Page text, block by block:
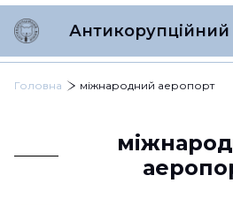
Антикорупційний
Головна міжнародний аеропорт